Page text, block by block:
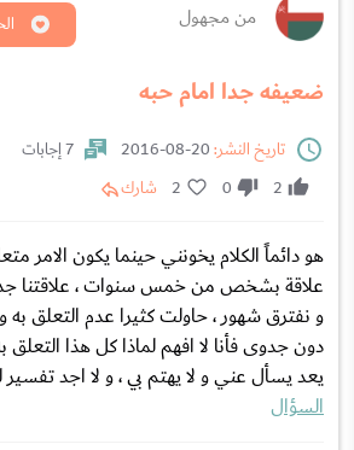
من مجهول
ضعيفه جدا امام حبه
تاريخ النشر:
7 إجابات
2
0
2 شارك
هو دائماً الكلام يخونني حينما يكون الامر
علاقة بشخص من خمس سنوات ، علاقتنا
و نفترق شهور ، حاولت كثيرا عدم التعلق به و
دون جدوى فأنا لا افهم لماذا كل هذا التعلق
يعد يسأل عني و لا يهتم بي ، و لا اجد
السؤال